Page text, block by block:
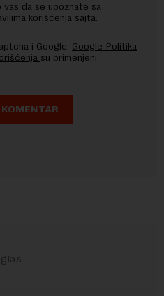
vas da se upoznate sa
korišćenja sajta.
i Google. Google Politika
su primenjeni.